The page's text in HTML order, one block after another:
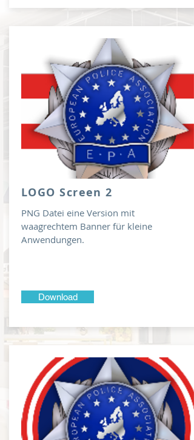
LOGO Screen 2
PNG Datei eine Version mit
waagrechtem Banner für kleine
Anwendungen.
Download